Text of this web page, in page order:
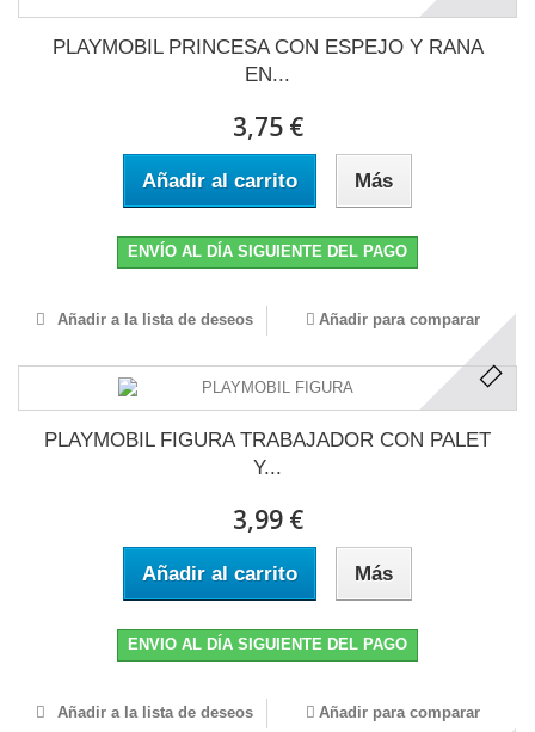
PLAYMOBIL PRINCESA CON ESPEJO Y RANA
EN...
3,75 €
Añadir al carrito Más
ENVÍO AL DÍA SIGUIENTE DEL PAGO
Añadir a la lista de deseos Añadir para comparar
PLAYMOBIL FIGURA TRABAJADOR CON PALET
Y...
3,99 €
Añadir al carrito Más
ENVIO AL DÍA SIGUIENTE DEL PAGO
Añadir a la lista de deseos Añadir para comparar